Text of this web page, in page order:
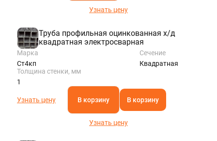
Узнать цену
Труба профильная оцинкованная х/д
квадратная электросварная
Марка
Ст4кп
Сечение
Квадратная
Толщина стенки, мм
1
Узнать цену В корзину В корзину
Узнать цену